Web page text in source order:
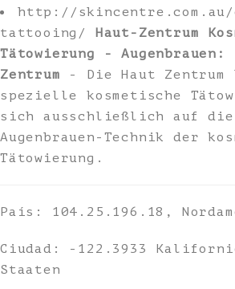
http://skincentre.com.au/
tattooing/ Haut-Zentrum
Tätowierung - Augenbrauen:
Zentrum - Die Haut
spezielle kosmetische
sich ausschließlich auf
Augenbrauen-Technik der
Tätowierung.
País: 104.25.196.18,
Ciudad: -122.3933
Staaten